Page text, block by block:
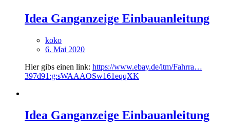
Idea Ganganzeige Einbauanleitung
koko
6. Mai 2020
Hier gibs einen link: https://www.ebay.de/itm/Fahrra…
397d91:g:sWAAAOSw161eqqXK
Idea Ganganzeige Einbauanleitung